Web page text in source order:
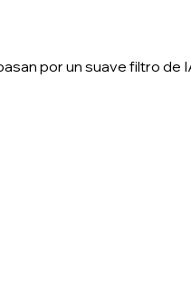
por un suave filtro de